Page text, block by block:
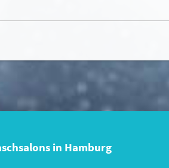
in Hamburg